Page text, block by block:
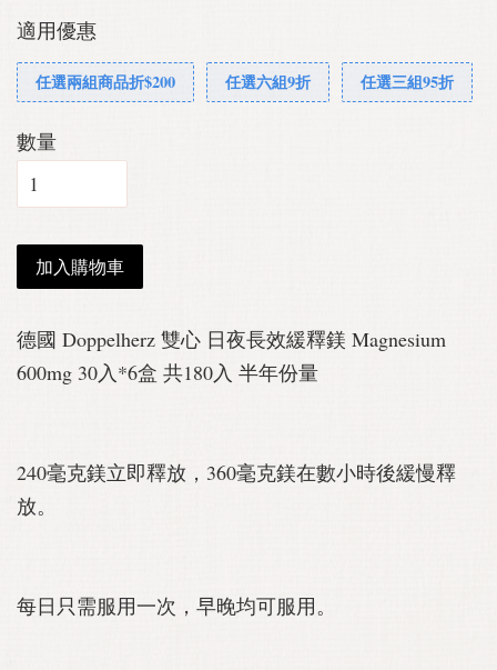
適用優惠
任選兩組商品折$200 任選六組9折 任選三組95折
數量
加入購物車
德國 Doppelherz 雙心 日夜長效緩釋鎂 Magnesium
600mg 30入*6盒 共180入 半年份量
240毫克鎂立即釋放，360毫克鎂在數小時後緩慢釋
放。
每日只需服用一次，早晚均可服用。